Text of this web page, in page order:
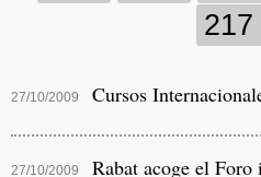
217
27/10/2009 Cursos
27/10/2009 Rabat acoge el